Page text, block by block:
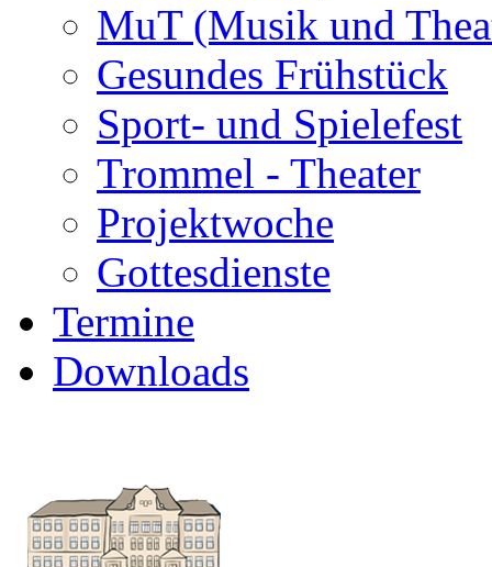
MuT (Musik und
Gesundes Frühstück
Sport- und Spielefest
Trommel - Theater
Projektwoche
Gottesdienste
Termine
Downloads